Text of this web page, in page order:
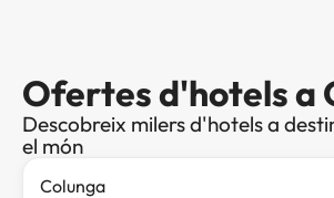
Ofertes d'hotels a
Descobreix milers d'hotels a
el món